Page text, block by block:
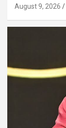
August 9, 2026